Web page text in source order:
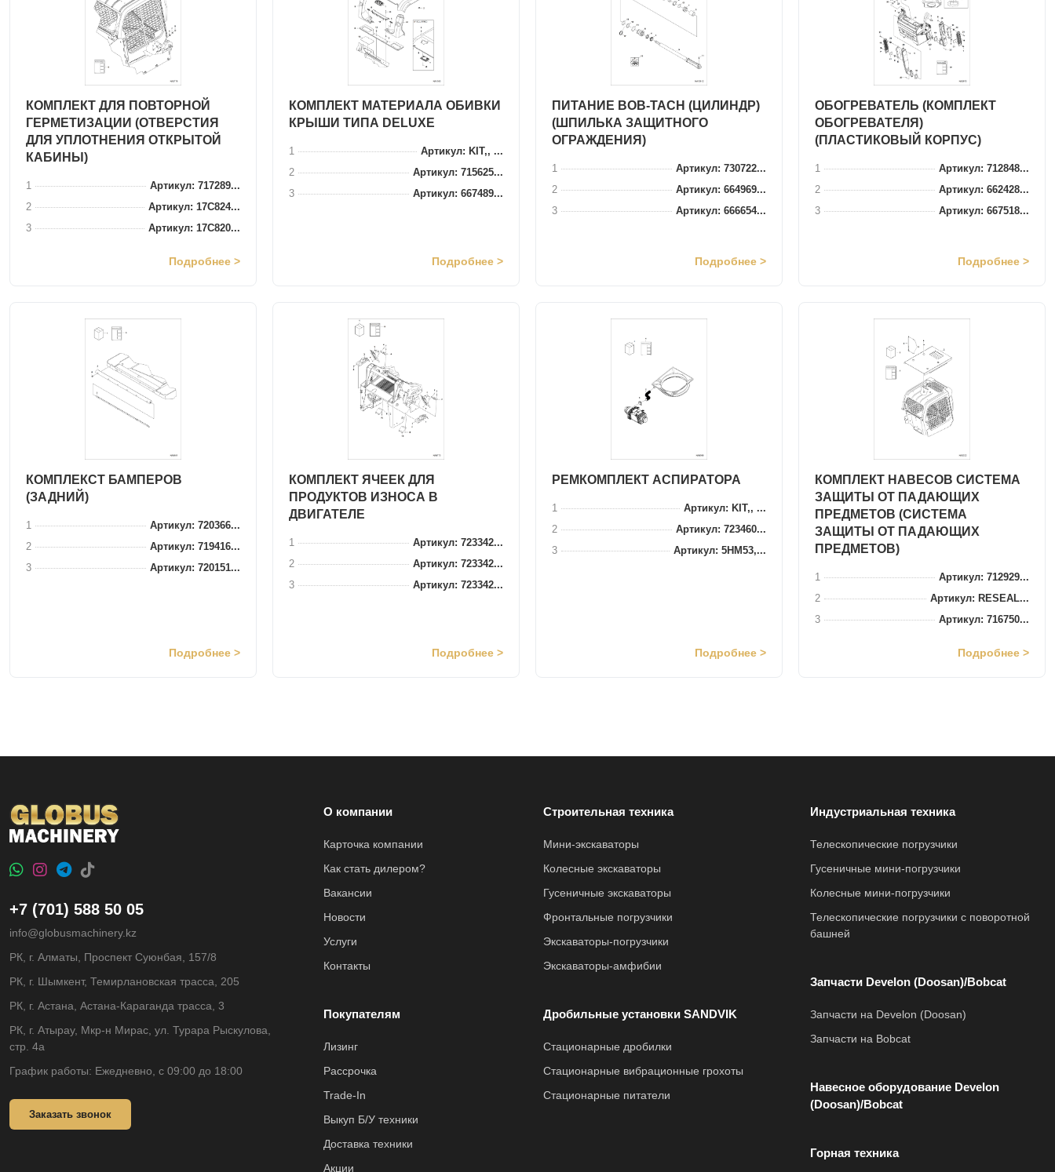
КОМПЛЕКТ ДЛЯ ПОВТОРНОЙ
ГЕРМЕТИЗАЦИИ (ОТВЕРСТИЯ
ДЛЯ УПЛОТНЕНИЯ ОТКРЫТОЙ
КАБИНЫ)
1
Артикул: 717289...
2
Артикул: 17C824...
3
Артикул: 17C820...
Подробнее >
КОМПЛЕКТ МАТЕРИАЛА ОБИВКИ
КРЫШИ ТИПА DELUXE
1
Артикул: KIT,, ...
2
Артикул: 715625...
3
Артикул: 667489...
Подробнее >
ПИТАНИЕ BOB-TACH (ЦИЛИНДР)
(ШПИЛЬКА ЗАЩИТНОГО
ОГРАЖДЕНИЯ)
1
Артикул: 730722...
2
Артикул: 664969...
3
Артикул: 666654...
Подробнее >
ОБОГРЕВАТЕЛЬ (КОМПЛЕКТ
ОБОГРЕВАТЕЛЯ)
(ПЛАСТИКОВЫЙ КОРПУС)
1
Артикул: 712848...
2
Артикул: 662428...
3
Артикул: 667518...
Подробнее >
КОМПЛЕКСТ БАМПЕРОВ
(ЗАДНИЙ)
1
Артикул: 720366...
2
Артикул: 719416...
3
Артикул: 720151...
Подробнее >
КОМПЛЕКТ ЯЧЕЕК ДЛЯ
ПРОДУКТОВ ИЗНОСА В
ДВИГАТЕЛЕ
1
Артикул: 723342...
2
Артикул: 723342...
3
Артикул: 723342...
Подробнее >
РЕМКОМПЛЕКТ АСПИРАТОРА
1
Артикул: KIT,, ...
2
Артикул: 723460...
3
Артикул: 5HM53,...
Подробнее >
КОМПЛЕКТ НАВЕСОВ СИСТЕМА
ЗАЩИТЫ ОТ ПАДАЮЩИХ
ПРЕДМЕТОВ (СИСТЕМА
ЗАЩИТЫ ОТ ПАДАЮЩИХ
ПРЕДМЕТОВ)
1
Артикул: 712929...
2
Артикул: RESEAL...
3
Артикул: 716750...
Подробнее >
+7 (701) 588 50 05
info@globusmachinery.kz
РК, г. Алматы, Проспект Суюнбая, 157/8
РК, г. Шымкент, Темирлановская трасса, 205
РК, г. Астана, Астана-Караганда трасса, 3
РК, г. Атырау, Мкр-н Мирас, ул. Турара Рыскулова,
стр. 4а
График работы: Ежедневно, с 09:00 до 18:00
Заказать звонок
О компании
Карточка компании
Как стать дилером?
Вакансии
Новости
Услуги
Контакты
Покупателям
Лизинг
Рассрочка
Trade-In
Выкуп Б/У техники
Доставка техники
Акции
Строительная техника
Мини-экскаваторы
Колесные экскаваторы
Гусеничные экскаваторы
Фронтальные погрузчики
Экскаваторы-погрузчики
Экскаваторы-амфибии
Дробильные установки SANDVIK
Стационарные дробилки
Стационарные вибрационные грохоты
Стационарные питатели
Индустриальная техника
Телескопические погрузчики
Гусеничные мини-погрузчики
Колесные мини-погрузчики
Телескопические погрузчики с поворотной
башней
Запчасти Develon (Doosan)/Bobcat
Запчасти на Develon (Doosan)
Запчасти на Bobcat
Навесное оборудование Develon
(Doosan)/Bobcat
Горная техника